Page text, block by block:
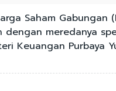
Saham Gabungan
meredanya
Keuangan Purbaya